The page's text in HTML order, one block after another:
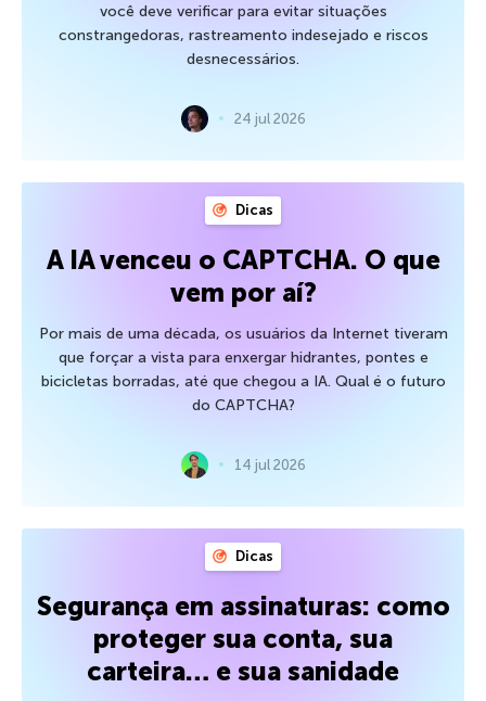
você deve verificar para evitar situações
constrangedoras, rastreamento indesejado e riscos
desnecessários.
24 jul 2026
Dicas
A IA venceu o CAPTCHA. O que
vem por aí?
Por mais de uma década, os usuários da Internet tiveram
que forçar a vista para enxergar hidrantes, pontes e
bicicletas borradas, até que chegou a IA. Qual é o futuro
do CAPTCHA?
14 jul 2026
Dicas
Segurança em assinaturas: como
proteger sua conta, sua
carteira… e sua sanidade